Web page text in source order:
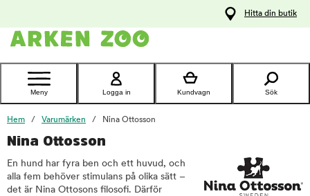
Kontakta
Hitta din butik
Meny Logga in Kundvagn Sök
Hem Varumärken Nina Ottosson
Nina Ottosson
En hund har fyra ben och ett huvud, och
alla fem behöver stimulans på olika sätt –
det är Nina Ottosons filosofi. Därför